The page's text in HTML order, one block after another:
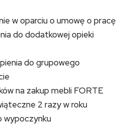
w oparciu o umowę o pracę
do dodatkowej opieki
do grupowego
na zakup mebli FORTE
2 razy w roku
wypoczynku